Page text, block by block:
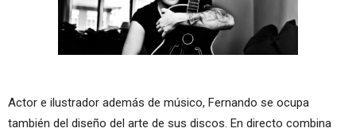
Actor e ilustrador además de músico, Fernando se ocupa
también del diseño del arte de sus discos. En directo combina